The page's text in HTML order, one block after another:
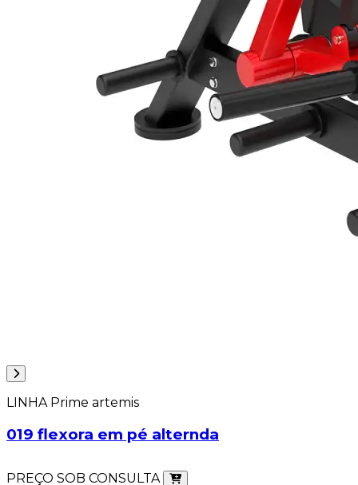
LINHA Prime artemis
019 flexora em pé alternda
PREÇO SOB CONSULTA